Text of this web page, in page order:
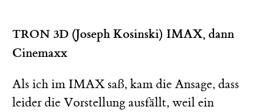
TRON 3D (Joseph Kosinski) IMAX, dann
Cinemaxx
Als ich im IMAX saß, kam die Ansage, dass
leider die Vorstellung ausfällt, weil ein